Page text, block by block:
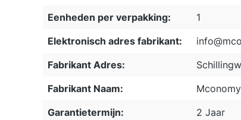
Eenheden per verpakking:
1
Elektronisch adres fabrikant:
Fabrikant Adres:
Fabrikant Naam:
Garantietermijn:
2 Jaar